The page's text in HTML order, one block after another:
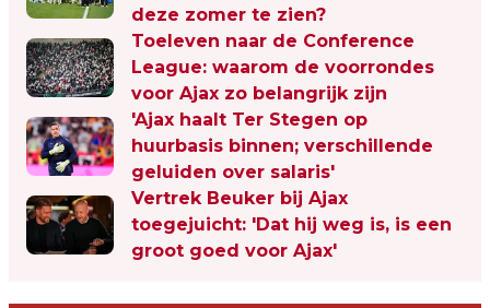
deze zomer te zien?
Toeleven naar de Conference
League: waarom de voorrondes
voor Ajax zo belangrijk zijn
'Ajax haalt Ter Stegen op
huurbasis binnen; verschillende
geluiden over salaris'
Vertrek Beuker bij Ajax
toegejuicht: 'Dat hij weg is, is een
groot goed voor Ajax'